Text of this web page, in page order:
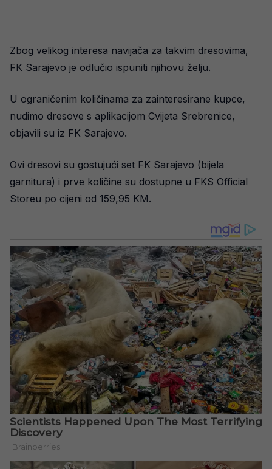
Zbog velikog interesa navijača za takvim dresovima,
FK Sarajevo je odlučio ispuniti njihovu želju.
U ograničenim količinama za zainteresirane kupce,
nudimo dresove s aplikacijom Cvijeta Srebrenice,
objavili su iz FK Sarajevo.
Ovi dresovi su gostujući set FK Sarajevo (bijela
garnitura) i prve količine su dostupne u FKS Official
Storeu po cijeni od 159,95 KM.